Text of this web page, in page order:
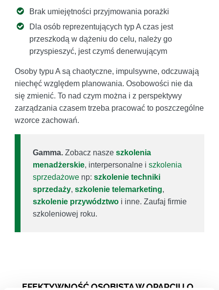
Brak umiejętności przyjmowania porażki
Dla osób reprezentujących typ A czas jest
przeszkodą w dążeniu do celu, należy go
przyspieszyć, jest czymś denerwującym
Osoby typu A są chaotyczne, impulsywne, odczuwają
niechęć względem planowania. Osobowości nie da
się zmienić. To nad czym można i z perspektywy
zarządzania czasem trzeba pracować to poszczególne
wzorce zachowań.
Gamma. Zobacz nasze szkolenia
menadżerskie, interpersonalne i szkolenia
sprzedażowe np: szkolenie techniki
sprzedaży, szkolenie telemarketing,
szkolenie przywództwo i inne. Zaufaj firmie
szkoleniowej roku.
EFEKTYWNOŚĆ OSOBISTA W OPARCIU O